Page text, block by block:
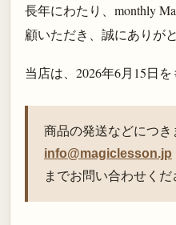
長年にわたり、monthly
顧いただき、誠にありが
当店は、 2026年6月15日を
商品の発送などにつ
info@magiclesson.jp
までお問い合わせくだ